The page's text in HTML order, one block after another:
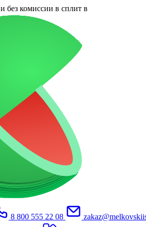
и без комиссии в сплит в
8 800 555 22 08